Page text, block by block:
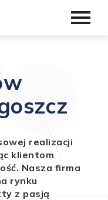
realizacji
klientom
Nasza firma
rynku
z pasją